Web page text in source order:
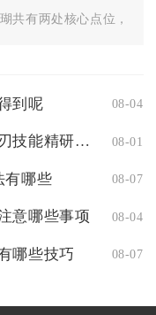
共有两处核心点位，主
到呢 08-04
能否分享一些关于影之刃技能精研的技巧 08-01
有哪些 08-07
意哪些事项 08-04
哪些技巧 08-07